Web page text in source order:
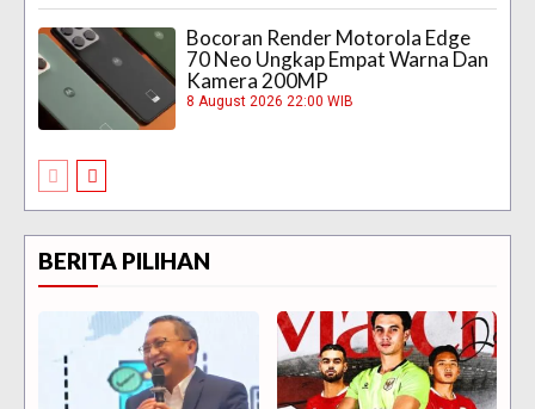
Bocoran Render Motorola Edge
70 Neo Ungkap Empat Warna Dan
Kamera 200MP
8 August 2026 22:00 WIB
BERITA PILIHAN